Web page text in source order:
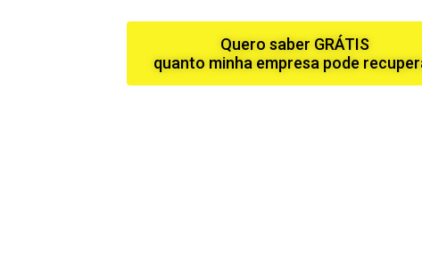
Quero saber GRÁTIS
quanto minha empresa pode